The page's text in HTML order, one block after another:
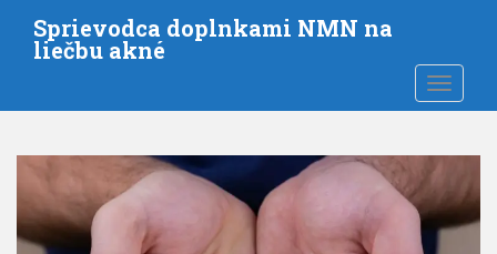
k
Sprievodca doplnkami NMN na
liečbu akné